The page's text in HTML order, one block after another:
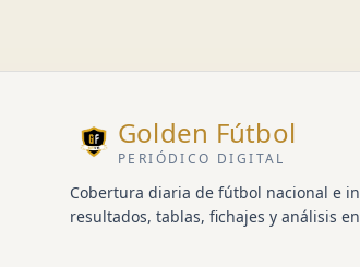
Golden Fútbol
PERIÓDICO DIGITAL
Cobertura diaria de fútbol nacional e
resultados, tablas, fichajes y análisis